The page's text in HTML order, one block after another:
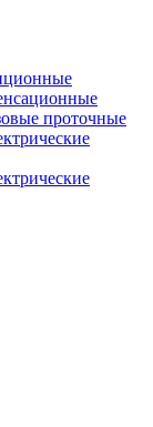
проточные